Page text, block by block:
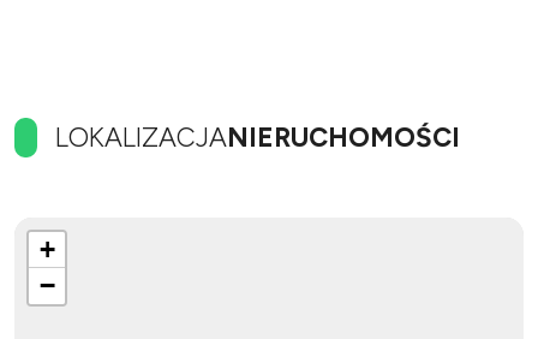
LOKALIZACJANIERUCHOMOŚCI
+
−